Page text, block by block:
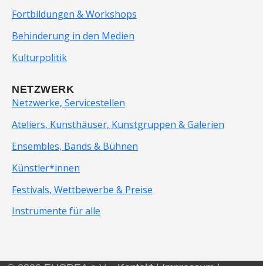
Fortbildungen & Workshops
Behinderung in den Medien
Kulturpolitik
NETZWERK
Netzwerke, Servicestellen
Ateliers, Kunsthäuser, Kunstgruppen & Galerien
Ensembles, Bands & Bühnen
Künstler*innen
Festivals, Wettbewerbe & Preise
Instrumente für alle